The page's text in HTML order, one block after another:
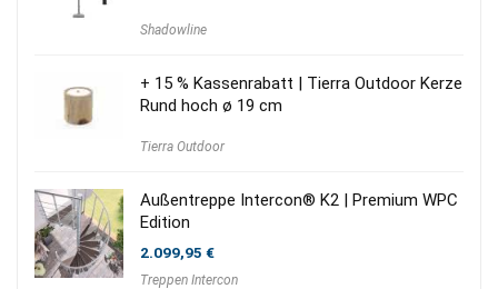
Shadowline
+ 15 % Kassenrabatt | Tierra Outdoor Kerze
Rund hoch ø 19 cm
Tierra Outdoor
Außentreppe Intercon® K2 | Premium WPC
Edition
2.099,95 €
Treppen Intercon